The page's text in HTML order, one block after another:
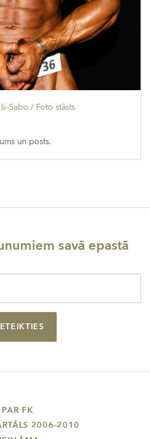
Sabo / Foto stāsts
un posts.
savā epastā
PAR FK
2006-2010